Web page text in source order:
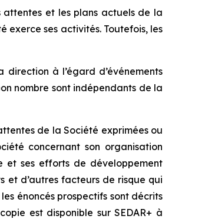
attentes et les plans actuels de la
exerce ses activités. Toutefois, les
à l’égard d’événements
nombre sont indépendants de la
de la Société exprimées ou
concernant son organisation
et ses efforts de développement
et d’autres facteurs de risque qui
énoncés prospectifs sont décrits
est disponible sur SEDAR+ à